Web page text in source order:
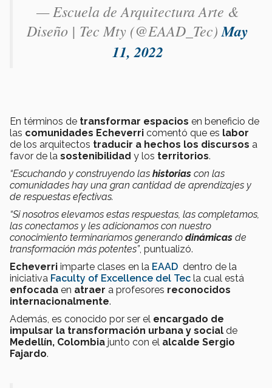
— Escuela de Arquitectura Arte &
Diseño | Tec Mty (@EAAD_Tec) May
11, 2022
En términos de transformar espacios en beneficio de
las comunidades Echeverri comentó que es labor
de los arquitectos traducir a hechos los discursos a
favor de la sostenibilidad y los territorios.
“Escuchando y construyendo las historias con las
comunidades hay una gran cantidad de aprendizajes y
de respuestas efectivas.
“Si nosotros elevamos estas respuestas, las completamos,
las conectamos y les adicionamos con nuestro
conocimiento terminaríamos generando dinámicas de
transformación más potentes”, puntualizó.
Echeverri imparte clases en la EAAD dentro de la
iniciativa Faculty of Excellence del Tec la cual está
enfocada en atraer a profesores reconocidos
internacionalmente.
Además, es conocido por ser el encargado de
impulsar la transformación urbana y social de
Medellín, Colombia junto con el alcalde Sergio
Fajardo.